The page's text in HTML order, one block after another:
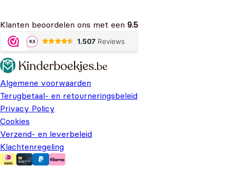
Klanten beoordelen ons met een 9.5
Algemene voorwaarden
Terugbetaal- en retourneringsbeleid
Privacy Policy
Cookies
Verzend- en leverbeleid
Klachtenregeling